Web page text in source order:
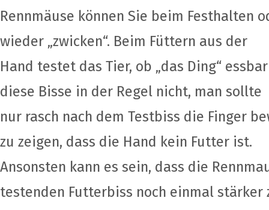
Rennmäuse können Sie beim Festhalten
wieder „zwicken“. Beim Füttern aus der
Hand testet das Tier, ob „das Ding“
diese Bisse in der Regel nicht, man sollte
nur rasch nach dem Testbiss die Finger
zu zeigen, dass die Hand kein Futter ist.
Ansonsten kann es sein, dass die
testenden Futterbiss noch einmal stärker